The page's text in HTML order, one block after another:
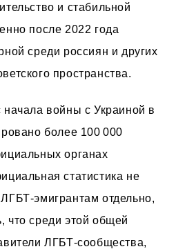
и стабильной
после 2022 года
среди россиян и других
пространства.
начала войны с Украиной в
более 100 000
органах
статистика не
эмигрантам отдельно,
что среди этой общей
ЛГБТ-сообщества,